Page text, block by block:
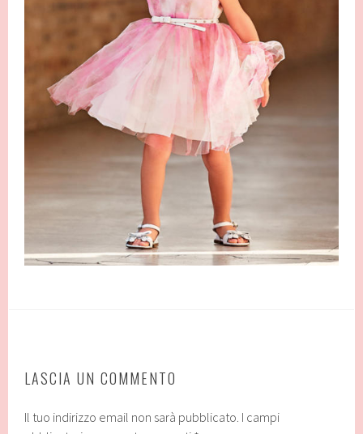
LASCIA UN COMMENTO
Il tuo indirizzo email non sarà pubblicato. I campi